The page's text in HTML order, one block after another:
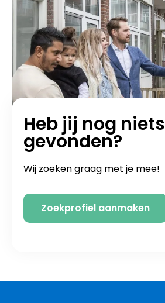
Heb jij nog niets
gevonden?
Wij zoeken graag met je mee!
Zoekprofiel aanmaken